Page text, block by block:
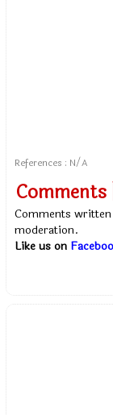
References : N/A
Comments |
Comments
moderation.
Like us on